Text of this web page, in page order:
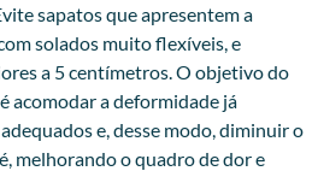
sapatos que apresentem a
solados muito flexíveis, e
a 5 centímetros. O objetivo do
acomodar a deformidade já
e, desse modo, diminuir o
melhorando o quadro de dor e